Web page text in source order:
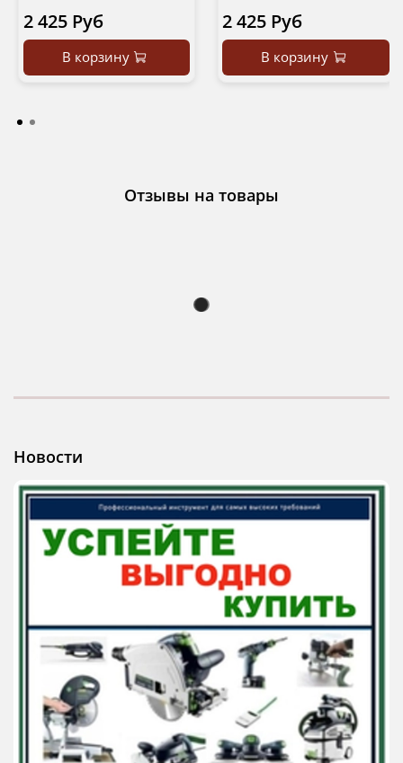
2 425 Руб
В корзину
2 425 Руб
В корзину
Отзывы на товары
Новости